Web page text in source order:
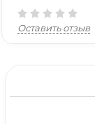
Оставить отзыв